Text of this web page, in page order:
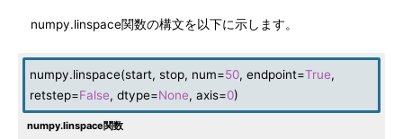
numpy.linspace関数の構文を以下に示します。
numpy.linspace(start, stop, num=50, endpoint=True,
retstep=False, dtype=None, axis=0)
numpy.linspace関数